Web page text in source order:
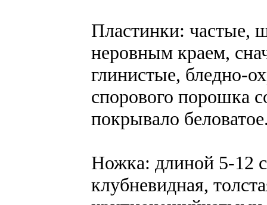
Пластинки: частые,
неровным краем,
глинистые, бледно-
спорового порошка
покрывало
Ножка: длиной 5-12
клубневидная,